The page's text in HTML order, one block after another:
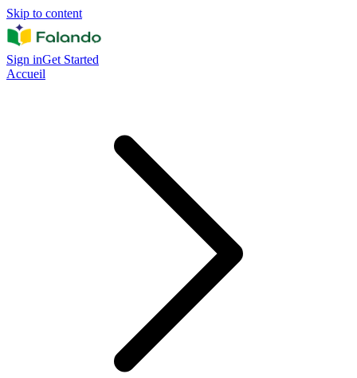
Skip to content
Sign inGet Started
Accueil